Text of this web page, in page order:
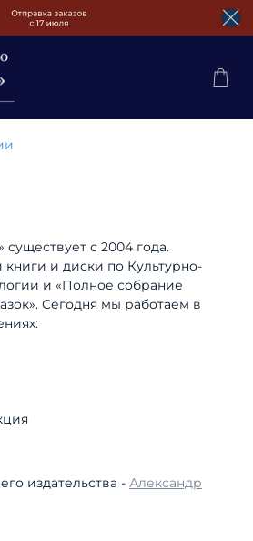
существует с 2004 года.
книги и диски по Культурно-
и «Полное собрание
Сегодня мы работаем в
издательства - Александр